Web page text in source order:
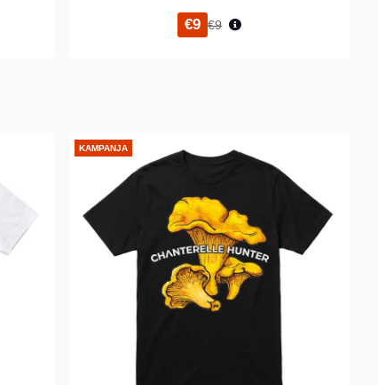
€9 Normaali hinta
€9
KAMPANJA